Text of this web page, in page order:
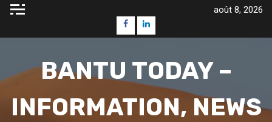
Skip
août 8, 2026
FacebookLinkedin
BANTU TODAY –
INFORMATION, NEWS